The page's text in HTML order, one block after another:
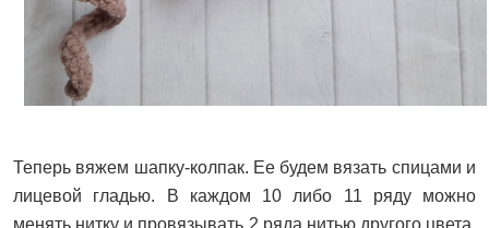
Теперь вяжем шапку-колпак. Ее будем вязать спицами и
лицевой гладью. В каждом 10 либо 11 ряду можно
менять нитку и провязывать 2 ряда нитью другого цвета,